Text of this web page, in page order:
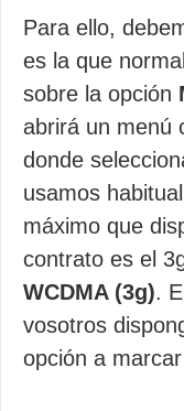
Para ello,
es la que
sobre la opción
abrirá un menú
donde
usamos
máximo que
contrato es el
WCDMA (3g).
vosotros
opción a